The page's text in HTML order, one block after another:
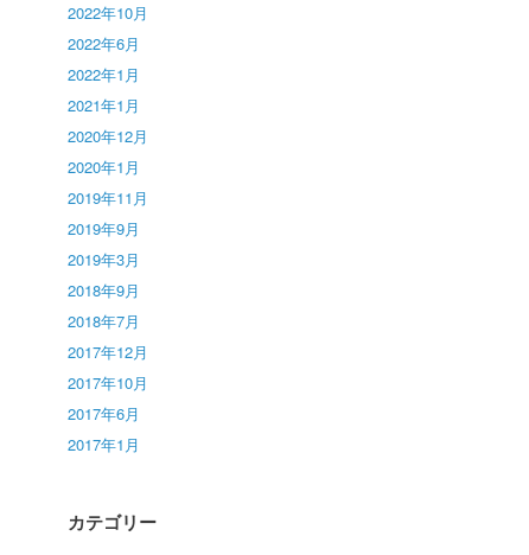
2022年10月
2022年6月
2022年1月
2021年1月
2020年12月
2020年1月
2019年11月
2019年9月
2019年3月
2018年9月
2018年7月
2017年12月
2017年10月
2017年6月
2017年1月
カテゴリー